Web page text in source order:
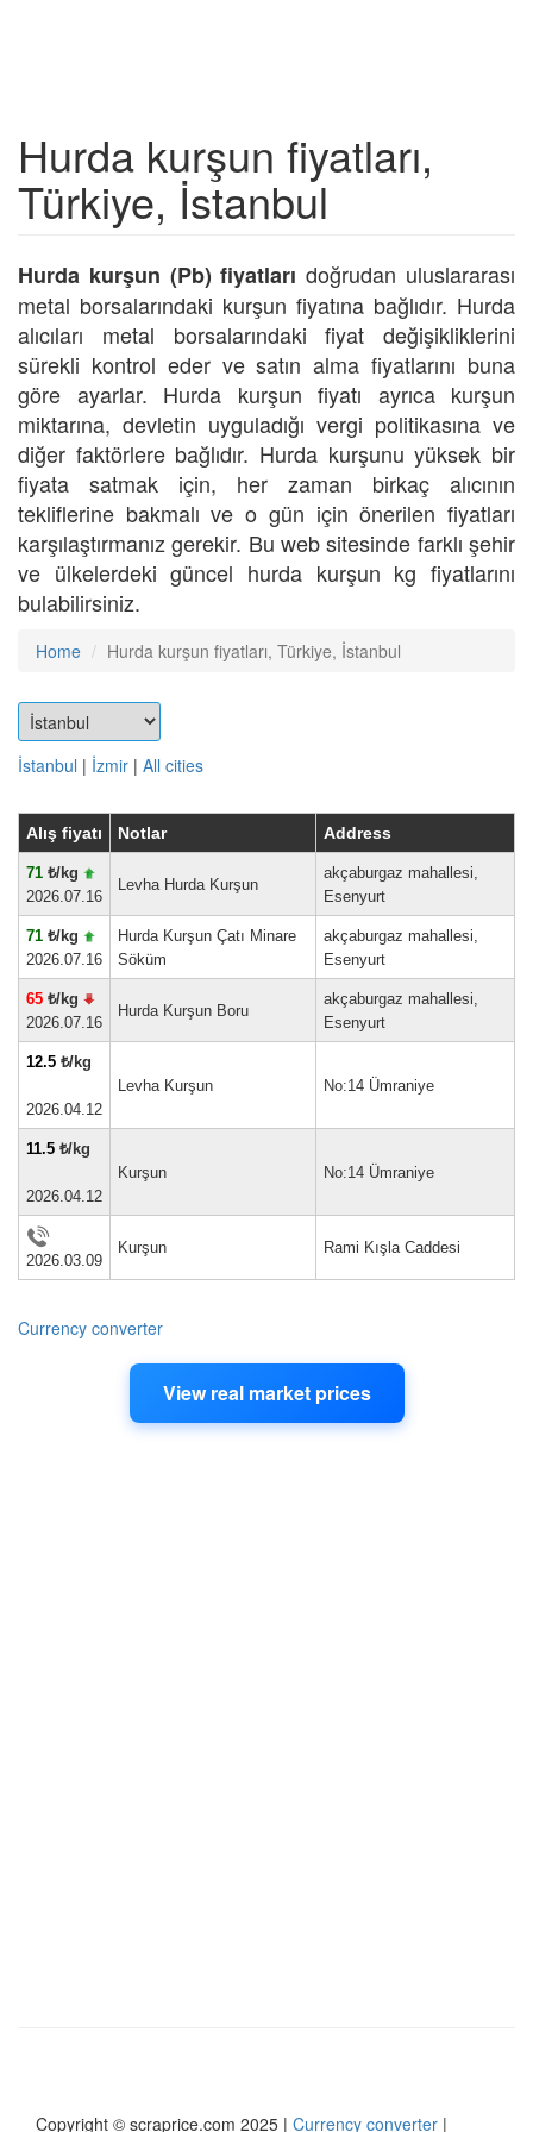
Hurda kurşun fiyatları,
Türkiye, İstanbul
Hurda kurşun (Pb) fiyatları doğrudan uluslararası
metal borsalarındaki kurşun fiyatına bağlıdır. Hurda
alıcıları metal borsalarındaki fiyat değişikliklerini
sürekli kontrol eder ve satın alma fiyatlarını buna
göre ayarlar. Hurda kurşun fiyatı ayrıca kurşun
miktarına, devletin uyguladığı vergi politikasına ve
diğer faktörlere bağlıdır. Hurda kurşunu yüksek bir
fiyata satmak için, her zaman birkaç alıcının
tekliflerine bakmalı ve o gün için önerilen fiyatları
karşılaştırmanız gerekir. Bu web sitesinde farklı şehir
ve ülkelerdeki güncel hurda kurşun kg fiyatlarını
bulabilirsiniz.
Home Hurda kurşun fiyatları, Türkiye, İstanbul
İstanbul | İzmir | All cities
Alış fiyatı Notlar Address
71 ₺/kg
2026.07.16
Levha Hurda Kurşun
akçaburgaz mahallesi,
Esenyurt
71 ₺/kg
2026.07.16
Hurda Kurşun Çatı Minare
Söküm
akçaburgaz mahallesi,
Esenyurt
65 ₺/kg
2026.07.16
Hurda Kurşun Boru
akçaburgaz mahallesi,
Esenyurt
12.5 ₺/kg
2026.04.12
Levha Kurşun No:14 Ümraniye
11.5 ₺/kg
2026.04.12
Kurşun No:14 Ümraniye
2026.03.09
Kurşun Rami Kışla Caddesi
Currency converter
View real market prices
Copyright © scraprice.com 2025 | Currency converter |